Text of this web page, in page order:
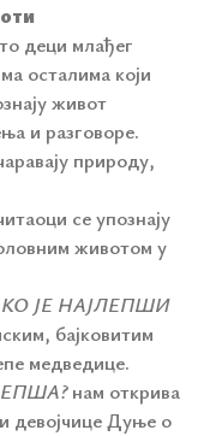
деци млађег
осталима који
живот
и разговоре.
природу,
се упознају
животом у
ЈЕ НАЈЛЕПШИ
бајковитим
медведице.
нам открива
девојчице Дуње о